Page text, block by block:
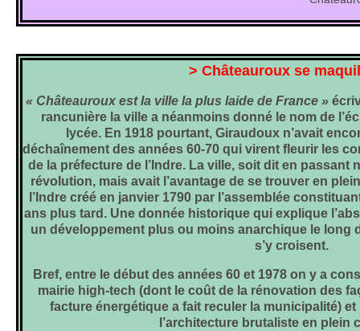
> Châteauroux se
« Châteauroux est la ville la plus laide de France »
rancunière la ville a néanmoins donné le nom de
lycée. En 1918 pourtant, Giraudoux n’avait
déchaînement des années 60-70 qui virent fleurir les
de la préfecture de l’Indre. La ville, soit dit en passant
révolution, mais avait l’avantage de se trouver en
l’Indre créé en janvier 1790 par l’assemblée
ans plus tard. Une donnée historique qui explique
un développement plus ou moins anarchique le long
s’y croisent.
Bref, entre le début des années 60 et 1978 on y a
mairie high-tech (dont le coût de la rénovation des
facture énergétique a fait reculer la municipalité)
l’architecture brutaliste en plein